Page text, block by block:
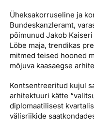
Üheksakorruseline ja
Bundeskanzleramt,
põimunud Jakob
Löbe maja, trendikas
mitmed teised hooned
mõjuva kaasaegse
Kontsentreeritud kujul
arhitektuuri kätte
diplomaatilisest
välisriikide